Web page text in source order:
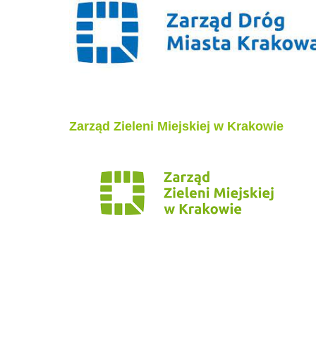
Zarząd Zieleni Miejskiej w Krakowie